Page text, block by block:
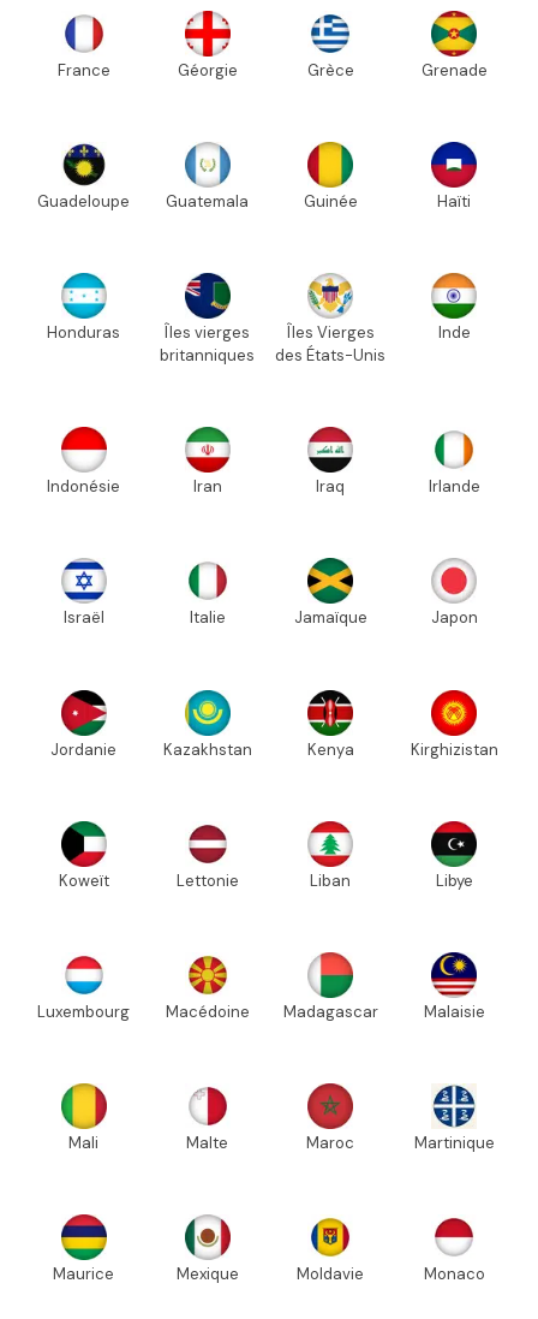
France Géorgie Grèce Grenade
Guadeloupe Guatemala Guinée Haïti
Honduras
Îles vierges
britanniques
Îles Vierges
des États-Unis
Inde
Indonésie Iran Iraq Irlande
Israël Italie Jamaïque Japon
Jordanie Kazakhstan Kenya Kirghizistan
Koweït Lettonie Liban Libye
Luxembourg Macédoine Madagascar Malaisie
Mali Malte Maroc Martinique
Maurice Mexique Moldavie Monaco